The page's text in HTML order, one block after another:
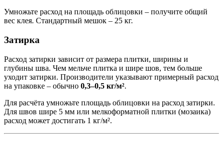
Умножьте расход на площадь облицовки – получите общий
вес клея. Стандартный мешок – 25 кг.
Затирка
Расход затирки зависит от размера плитки, ширины и
глубины шва. Чем мельче плитка и шире шов, тем больше
уходит затирки. Производители указывают примерный расход
на упаковке – обычно 0,3–0,5 кг/м².
Для расчёта умножьте площадь облицовки на расход затирки.
Для швов шире 5 мм или мелкоформатной плитки (мозаика)
расход может достигать 1 кг/м².